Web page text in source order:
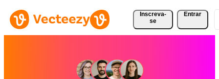
Inscreva-
se
Entrar